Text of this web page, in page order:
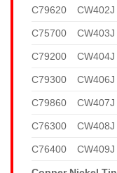
C79620 CW402J
C75700 CW403J
C79200 CW404J
C79300 CW406J
C79860 CW407J
C76300 CW408J
C76400 CW409J